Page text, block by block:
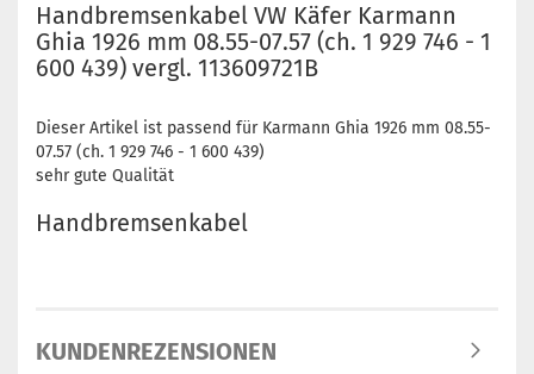
Handbremsenkabel VW Käfer Karmann
Ghia 1926 mm 08.55-07.57 (ch. 1 929 746 - 1
600 439) vergl. 113609721B
Dieser Artikel ist passend für Karmann Ghia 1926 mm 08.55-
07.57 (ch. 1 929 746 - 1 600 439)
sehr gute Qualität
Handbremsenkabel
KUNDENREZENSIONEN